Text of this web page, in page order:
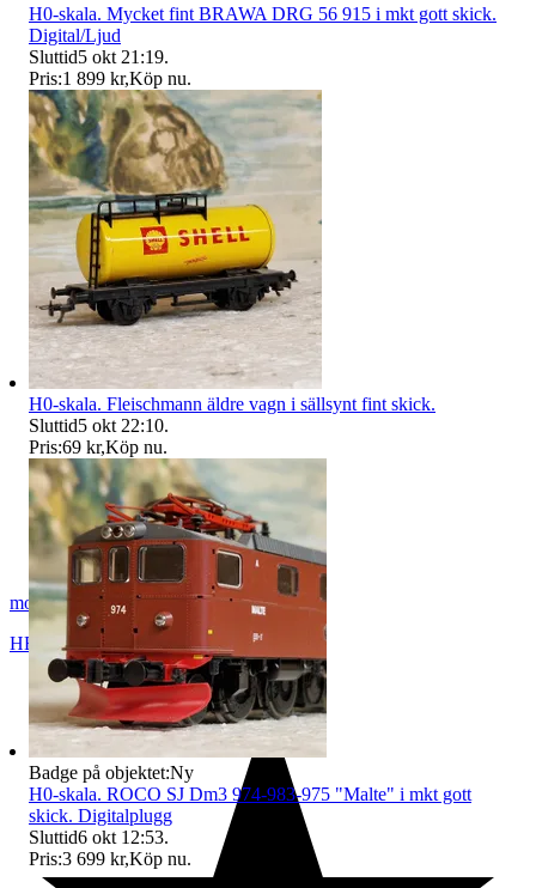
modelltågcom
HERRLJUNGA
Sverige
H0-skala. Mycket fint BRAWA DRG 56 915 i mkt gott skick.
Digital/Ljud
Sluttid5 okt 21:19.
Pris:1 899 kr,Köp nu.
H0-skala. Fleischmann äldre vagn i sällsynt fint skick.
Sluttid5 okt 22:10.
Pris:69 kr,Köp nu.
Badge på objektet:Ny
H0-skala. ROCO SJ Dm3 974-983-975 "Malte" i mkt gott
skick. Digitalplugg
Sluttid6 okt 12:53.
Pris:3 699 kr,Köp nu.